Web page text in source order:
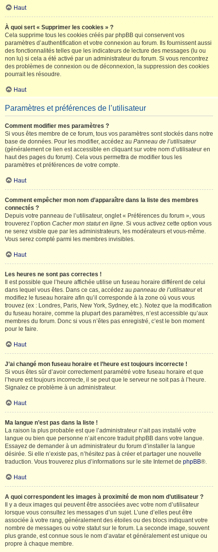
Haut
À quoi sert « Supprimer les cookies » ?
Cela supprime tous les cookies créés par phpBB qui conservent vos
paramètres d’authentification et votre connexion au forum. Ils fournissent aussi
des fonctionnalités telles que les indicateurs de lecture des messages (lu ou
non lu) si cela a été activé par un administrateur du forum. Si vous rencontrez
des problèmes de connexion ou de déconnexion, la suppression des cookies
pourrait les résoudre.
Haut
Paramètres et préférences de l’utilisateur
Comment modifier mes paramètres ?
Si vous êtes membre de ce forum, tous vos paramètres sont stockés dans notre
base de données. Pour les modifier, accédez au Panneau de l’utilisateur
(généralement ce lien est accessible en cliquant sur votre nom d’utilisateur en
haut des pages du forum). Cela vous permettra de modifier tous les
paramètres et préférences de votre compte.
Haut
Comment empêcher mon nom d’apparaître dans la liste des membres
connectés ?
Depuis votre panneau de l’utilisateur, onglet « Préférences du forum », vous
trouverez l’option Cacher mon statut en ligne. Si vous activez cette option vous
ne serez visible que par les administrateurs, les modérateurs et vous-même.
Vous serez compté parmi les membres invisibles.
Haut
Les heures ne sont pas correctes !
Il est possible que l’heure affichée utilise un fuseau horaire différent de celui
dans lequel vous êtes. Dans ce cas, accédez au panneau de l’utilisateuret
modifiez le fuseau horaire afin qu’il corresponde à la zone où vous vous
trouvez (ex : Londres, Paris, New York, Sydney, etc.). Notez que la modification
du fuseau horaire, comme la plupart des paramètres, n’est accessible qu’aux
membres du forum. Donc si vous n’êtes pas enregistré, c’est le bon moment
pour le faire.
Haut
J’ai changé mon fuseau horaire et l’heure est toujours incorrecte !
Si vous êtes sûr d’avoir correctement paramétré votre fuseau horaire et que
l’heure est toujours incorrecte, il se peut que le serveur ne soit pas à l’heure.
Signalez ce problème à un administrateur.
Haut
Ma langue n’est pas dans la liste !
La raison la plus probable est que l’administrateur n’ait pas installé votre
langue ou bien que personne n’ait encore traduit phpBB dans votre langue.
Essayez de demander à un administrateur du forum d’installer la langue
désirée. Si elle n’existe pas, n’hésitez pas à créer et partager une nouvelle
traduction. Vous trouverez plus d’informations sur le site Internet de phpBB®.
Haut
A quoi correspondent les images à proximité de mon nom d’utilisateur ?
Il y a deux images qui peuvent être associées avec votre nom d’utilisateur
lorsque vous consultez les messages d’un sujet. L’une d’elles peut être
associée à votre rang, généralement des étoiles ou des blocs indiquant votre
nombre de messages ou votre statut sur le forum. La seconde image, souvent
plus grande, est connue sous le nom d’avatar et généralement est unique ou
propre à chaque membre.